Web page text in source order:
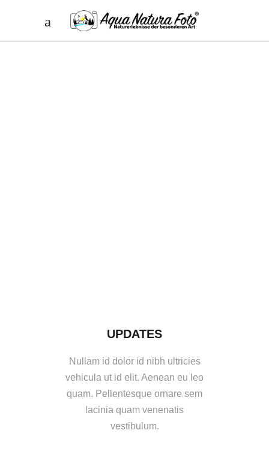
UPDATES
Nullam id dolor id nibh ultricies
vehicula ut id elit. Aenean eu leo
quam. Pellentesque ornare sem
lacinia quam venenatis
vestibulum.